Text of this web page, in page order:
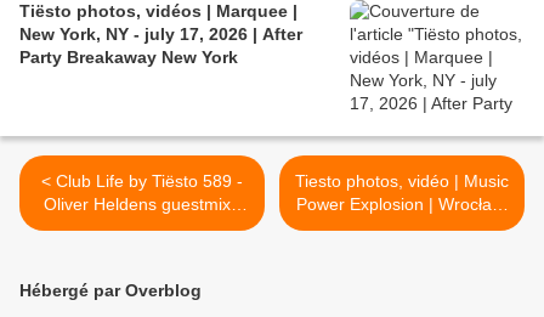
Tiësto photos, vidéos | Marquee |
New York, NY - july 17, 2026 | After
Party Breakaway New York
< Club Life by Tiësto 589 -
Oliver Heldens guestmix -
july 13, 2018
Tiesto photos, vidéo | Music
Power Explosion | Wrocław,
Poland - july 13, 2018 >
Hébergé par Overblog